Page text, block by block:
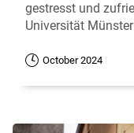
gestresst und
Universität
October 2024